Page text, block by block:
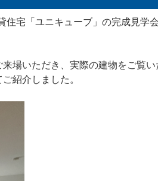
住宅「ユニキューブ」の完成見学
場いただき、実際の建物をご覧い
紹介しました。